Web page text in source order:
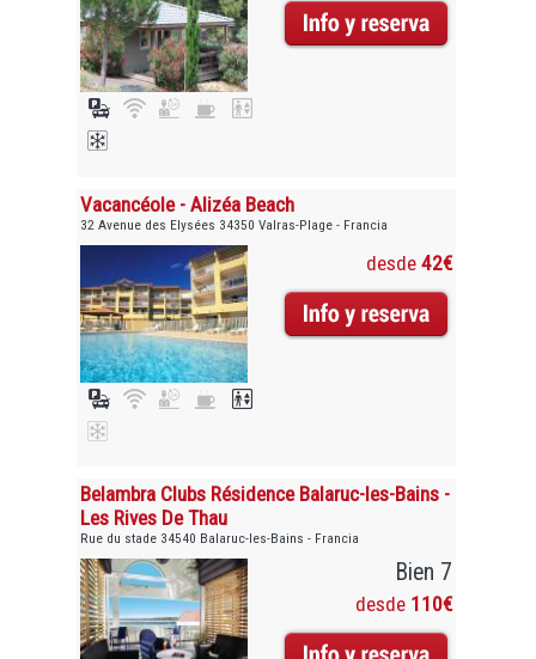
Vacancéole - Alizéa Beach
32 Avenue des Elysées 34350 Valras-Plage - Francia
desde 42€
Belambra Clubs Résidence Balaruc-les-Bains -
Les Rives De Thau
Rue du stade 34540 Balaruc-les-Bains - Francia
Bien 7
desde 110€